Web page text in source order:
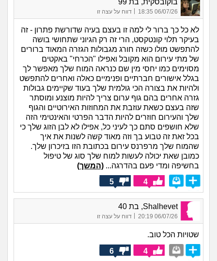
בוקובסקית, בת 99
06/07/26 18:35 דווח על עצה זו
לא כל כך ברור לי למה זו בעצם בעיה שדורשת פתרון - זה
בעיקר תלוי קונטקסט, הרי זה רק הגיוני שתחושי בושה
להתפשט מולו כשזה חורג מגבולות הגזרה המאוד ברורים
של מתי עירום הוא מקובל ואפילו "הכרחי" באקטים
מסוימים כמו יחסי מין שם כנראה המוח שלך מאפשר לך
בגלל אישורים חברתיים ופנימיים כאלה ואחרים להתפשט
ולהיות את בצורה הכי גולמית שלך בעוד שקיימים גבולות
גזרה אחרים בהם גוף ערום צריך להיות מוצנע ומוסתר
שזה בעצם כשאת עוזבת את המחוזות האירוטיים והגוף
שלך והעירום חוזרים להיות הדבר הפרטי והאינטימי הזה
שלא חושפים סתם כך לעיני כל, אפילו לא לבן הזוג שלך כי
בכל זאת זה טבוע בך וזה מאוד קשה לשנות את איך
שהמוח שלך מרפרנס עירום בכתובת הזו בזיכרון שלך.
כמובן שאת יכולה לעשות למוח שלך סוג של טיפול
בחשיפה ומדי פעם בהדרגה... (המשך)
4
5
Shalhevet, בת 40
06/07/26 20:19 דווח על עצה זו
שטויות הכל טוב.
4
6